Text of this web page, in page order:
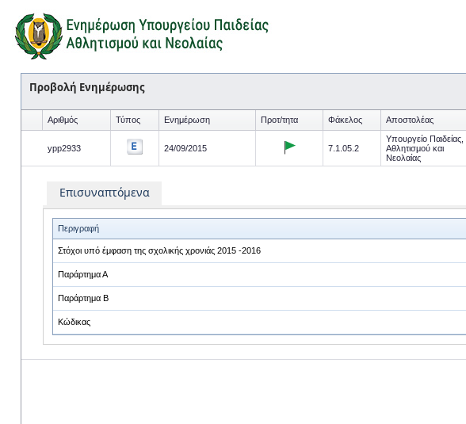
Προβολή Ενημέρωσης
Αριθμός Τύπος Ενημέρωση Προτ/τητα Φάκελος Αποστολέας
ypp2933 24/09/2015 7.1.05.2
Υπουργείο Παιδείας,
Αθλητισμού και
Νεολαίας
Επισυναπτόμενα
Περιγραφή
Στόχοι υπό έμφαση της σχολικής χρονιάς 2015 -2016
Παράρτημα Α
Παράρτημα Β
Κώδικας